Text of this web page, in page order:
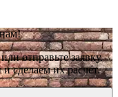
отправьте заявку.
сделаем их расчёт.